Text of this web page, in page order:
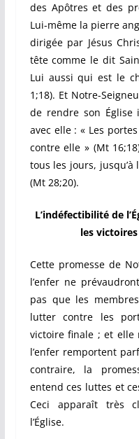
des Apôtres et des
Lui-même la pierre
dirigée par Jésus
tête comme le dit
Lui aussi qui est le
1;18). Et Notre-
de rendre son Église
avec elle : « Les
contre elle » (Mt
tous les jours, jusqu’à
(Mt 28;20).
L’indéfectibilité de
les
Cette promesse de
l’enfer ne
pas que les
lutter contre les
victoire finale ; et elle
l’enfer remportent
contraire, la
entend ces luttes et
Ceci apparaît très
l’Église.